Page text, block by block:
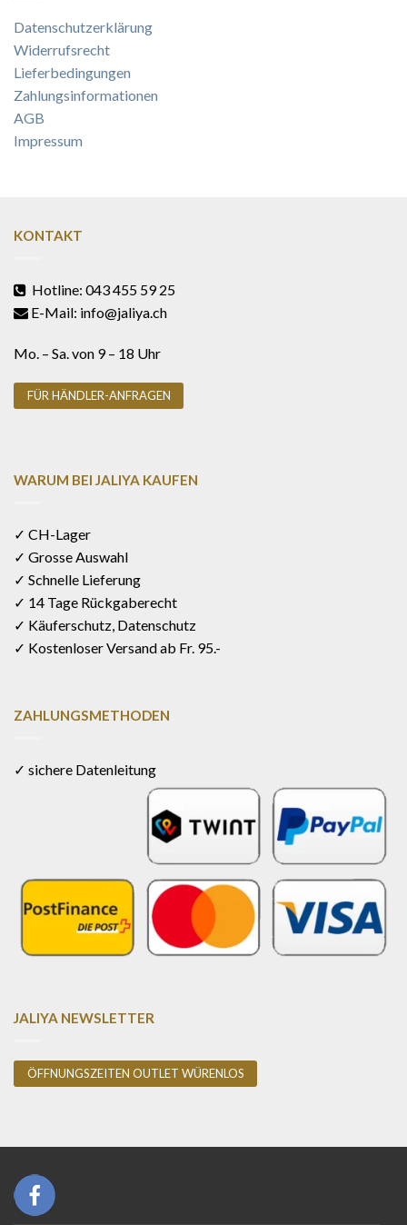
Datenschutzerklärung
Widerrufsrecht
Lieferbedingungen
Zahlungsinformationen
AGB
Impressum
KONTAKT
Hotline: 043 455 59 25
E-Mail: info@jaliya.ch
Mo. – Sa. von 9 – 18 Uhr
FÜR HÄNDLER-ANFRAGEN
WARUM BEI JALIYA KAUFEN
✓ CH-Lager
✓ Grosse Auswahl
✓ Schnelle Lieferung
✓ 14 Tage Rückgaberecht
✓ Käuferschutz, Datenschutz
✓ Kostenloser Versand ab Fr. 95.-
ZAHLUNGSMETHODEN
✓ sichere Datenleitung
JALIYA NEWSLETTER
ÖFFNUNGSZEITEN OUTLET WÜRENLOS